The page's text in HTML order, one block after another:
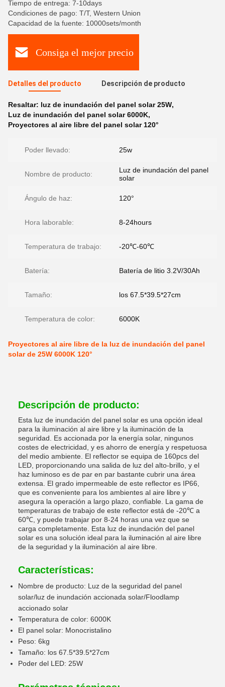
Tiempo de entrega: 7-10days
Condiciones de pago: T/T, Western Union
Capacidad de la fuente: 10000sets/month
Consiga el mejor precio
Detalles del producto Descripción de producto
Resaltar: luz de inundación del panel solar 25W,
Luz de inundación del panel solar 6000K,
Proyectores al aire libre del panel solar 120°
Poder llevado: 25w
Nombre de producto:
Luz de inundación del panel
solar
Ángulo de haz: 120°
Hora laborable: 8-24hours
Temperatura de trabajo: -20℃-60℃
Batería: Batería de litio 3.2V/30Ah
Tamaño: los 67.5*39.5*27cm
Temperatura de color: 6000K
Proyectores al aire libre de la luz de inundación del panel
solar de 25W 6000K 120°
Descripción de producto:
Esta luz de inundación del panel solar es una opción ideal
para la iluminación al aire libre y la iluminación de la
seguridad. Es accionada por la energía solar, ningunos
costes de electricidad, y es ahorro de energía y respetuosa
del medio ambiente. El reflector se equipa de 160pcs del
LED, proporcionando una salida de luz del alto-brillo, y el
haz luminoso es de par en par bastante cubrir una área
extensa. El grado impermeable de este reflector es IP66,
que es conveniente para los ambientes al aire libre y
asegura la operación a largo plazo, confiable. La gama de
temperaturas de trabajo de este reflector está de -20℃ a
60℃, y puede trabajar por 8-24 horas una vez que se
carga completamente. Esta luz de inundación del panel
solar es una solución ideal para la iluminación al aire libre
de la seguridad y la iluminación al aire libre.
Características:
Nombre de producto: Luz de la seguridad del panel
solar/luz de inundación accionada solar/Floodlamp
accionado solar
Temperatura de color: 6000K
El panel solar: Monocristalino
Peso: 6kg
Tamaño: los 67.5*39.5*27cm
Poder del LED: 25W